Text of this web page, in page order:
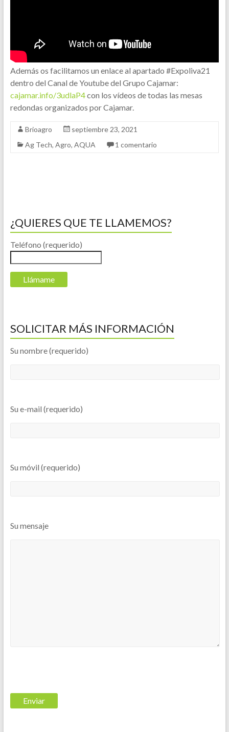
Además os facilitamos un enlace al apartado #Expoliva21
dentro del Canal de Youtube del Grupo Cajamar:
cajamar.info/3udlaP4con los vídeos de todas las mesas
redondas organizados por Cajamar.
Brioagro
septiembre 23, 2021
Ag Tech, Agro, AQUA 1 comentario
¿QUIERES QUE TE LLAMEMOS?
Teléfono (requerido)
SOLICITAR MÁS INFORMACIÓN
Su nombre (requerido)
Su e-mail (requerido)
Su móvil (requerido)
Su mensaje